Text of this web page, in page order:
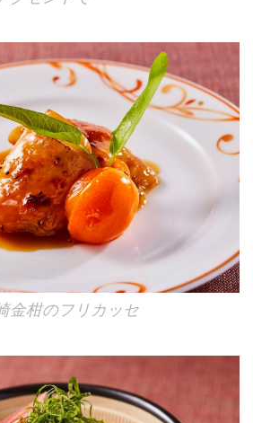
金柑のフリカッセ